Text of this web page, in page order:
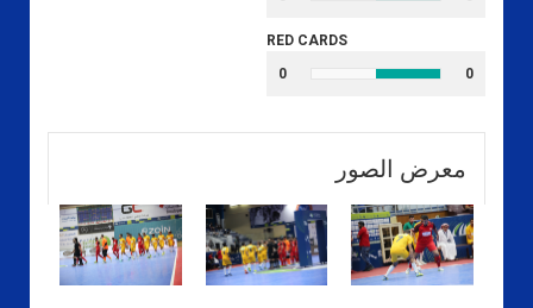
RED CARDS
0
0
معرض الصور